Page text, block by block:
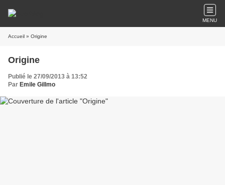
MENU
Accueil » Origine
Origine
Publié le 27/09/2013 à 13:52
Par Emile Gillmo